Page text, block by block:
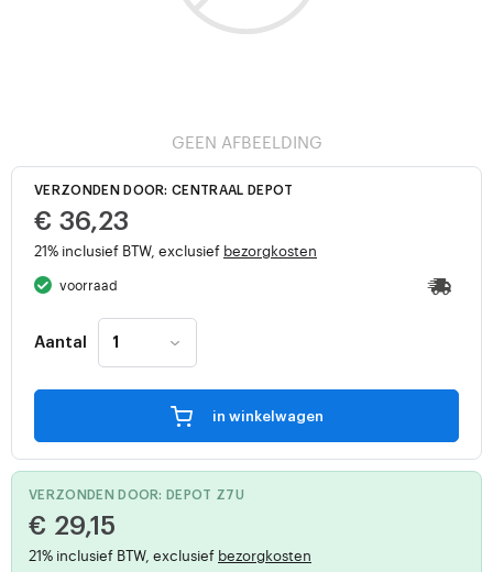
GEEN AFBEELDING
VERZONDEN DOOR: CENTRAAL DEPOT
€ 36,23
21% inclusief BTW, exclusief bezorgkosten
voorraad
Aantal
in winkelwagen
VERZONDEN DOOR: DEPOT Z7U
€ 29,15
21% inclusief BTW, exclusief bezorgkosten